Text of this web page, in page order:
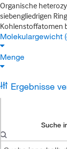
Organische
siebengliedrigen
Kohlenstoffatomen
Molekulargewicht
Menge
Ergebnisse
Suche